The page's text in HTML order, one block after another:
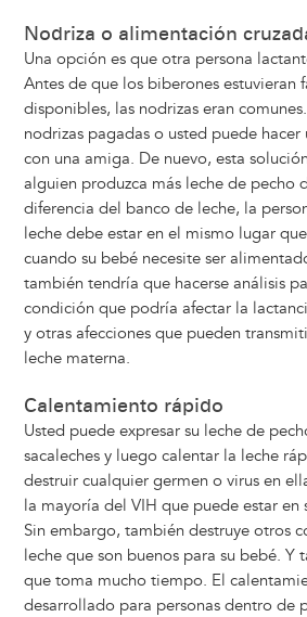
Nodriza o alimentación
Una opción es que otra persona
Antes de que los biberones estuvieran
disponibles, las nodrizas eran
nodrizas pagadas o usted puede
con una amiga. De nuevo, esta
alguien produzca más leche de pecho
diferencia del banco de leche, la
leche debe estar en el mismo lugar
cuando su bebé necesite ser
también tendría que hacerse análisis
condición que podría afectar la
y otras afecciones que pueden
leche materna.
Calentamiento rápido
Usted puede expresar su leche de
sacaleches y luego calentar la leche
destruir cualquier germen o virus en
la mayoría del VIH que puede estar en
Sin embargo, también destruye otros
leche que son buenos para su bebé. Y
que toma mucho tiempo. El
desarrollado para personas dentro de